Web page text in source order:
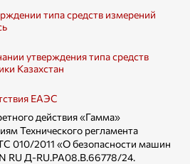
типа средств измерений
утверждения типа средств
Казахстан
ЕАЭС
действия «Гамма»
Технического регламента
010/2011 «О безопасности машин
RU Д-RU.РА08.В.66778/24.